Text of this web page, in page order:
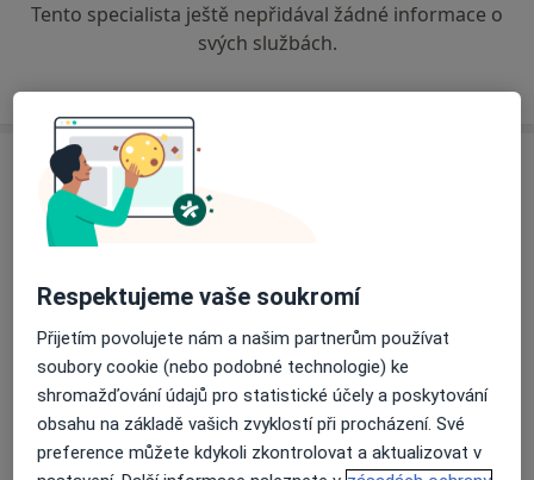
Tento specialista ještě nepřidával žádné informace o
svých službách.
Adresy (2)
Adresa 1 Adresa 2
Ordinace
Partyzánská 1525/4, Opava
Přiblížit mapuse otevře v nové záložce
Respektujeme vaše soukromí
Přijetím povolujete nám a našim partnerům používat
soubory cookie (nebo podobné technologie) ke
shromažďování údajů pro statistické účely a poskytování
obsahu na základě vašich zvyklostí při procházení. Své
preference můžete kdykoli zkontrolovat a aktualizovat v